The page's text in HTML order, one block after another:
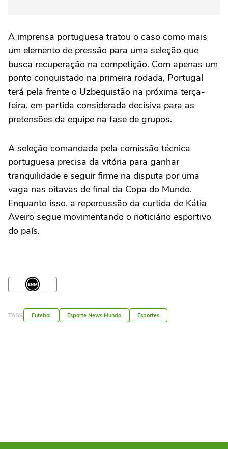
A imprensa portuguesa tratou o caso como mais
um elemento de pressão para uma seleção que
busca recuperação na competição. Com apenas um
ponto conquistado na primeira rodada, Portugal
terá pela frente o Uzbequistão na próxima terça-
feira, em partida considerada decisiva para as
pretensões da equipe na fase de grupos.
A seleção comandada pela comissão técnica
portuguesa precisa da vitória para ganhar
tranquilidade e seguir firme na disputa por uma
vaga nas oitavas de final da Copa do Mundo.
Enquanto isso, a repercussão da curtida de Kátia
Aveiro segue movimentando o noticiário esportivo
do país.
TAGS Futebol Esporte News Mundo Esportes